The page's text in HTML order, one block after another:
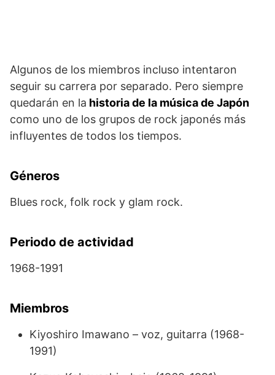
Algunos de los miembros incluso intentaron
seguir su carrera por separado. Pero siempre
quedarán en la historia de la música de Japón
como uno de los grupos de rock japonés más
influyentes de todos los tiempos.
Géneros
Blues rock, folk rock y glam rock.
Periodo de actividad
1968-1991
Miembros
Kiyoshiro Imawano – voz, guitarra (1968-
1991)